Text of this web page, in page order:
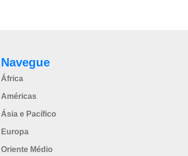
Navegue
África
Américas
Ásia e Pacífico
Europa
Oriente Médio